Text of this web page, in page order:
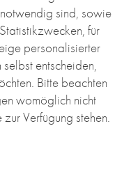
Gewerbe
aller
gemeinsames
Stadtteils prägt:
sind, sowie
für
personalisierter
entscheiden,
Bitte beachten
womöglich nicht
Verfügung stehen.